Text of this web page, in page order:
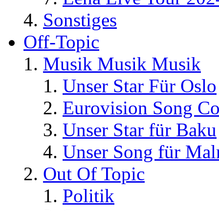
Sonstiges
Off-Topic
Musik Musik Musik
Unser Star Für Oslo
Eurovision Song
Unser Star für Baku
Unser Song für
Out Of Topic
Politik